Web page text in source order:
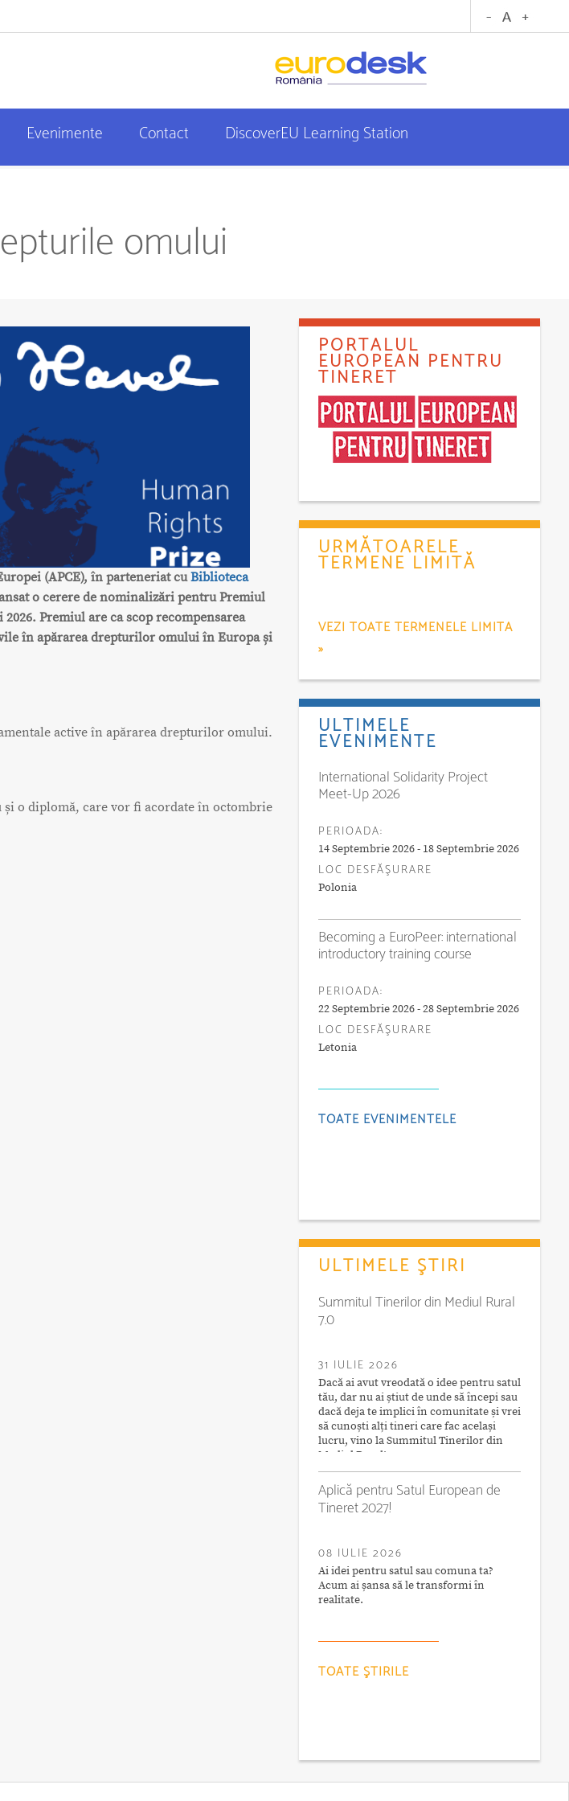
Evenimente Contact DiscoverEU Learning Station
omului
(APCE), în parteneriat cuBiblioteca
o cerere de nominalizări pentru Premiul
Premiul are ca scop recompensarea
în apărarea drepturilor omului în Europa și
active în apărarea drepturilor omului.
și o diplomă, care vor fi acordate în octombrie
PORTALUL
EUROPEAN PENTRU
TINERET
URMĂTOARELE
TERMENE LIMITĂ
VEZI TOATE TERMENELE LIMITA
»
ULTIMELE
EVENIMENTE
International Solidarity Project
Meet-Up 2026
PERIOADA:
14 Septembrie 2026 - 18 Septembrie 2026
LOC DESFĂŞURARE
Polonia
Becoming a EuroPeer: international
introductory training course
PERIOADA:
22 Septembrie 2026 - 28 Septembrie 2026
LOC DESFĂŞURARE
Letonia
TOATE EVENIMENTELE
ULTIMELE ŞTIRI
Summitul Tinerilor din Mediul Rural
7.0
31 IULIE 2026
Dacă ai avut vreodată o idee pentru satul
tău, dar nu ai știut de unde să începi sau
dacă deja te implici în comunitate și vrei
să cunoști alți tineri care fac același
lucru, vino la Summitul Tinerilor din
Mediul Rural!
Aplică pentru Satul European de
Tineret 2027!
08 IULIE 2026
Ai idei pentru satul sau comuna ta?
Acum ai șansa să le transformi în
realitate.
TOATE ŞTIRILE